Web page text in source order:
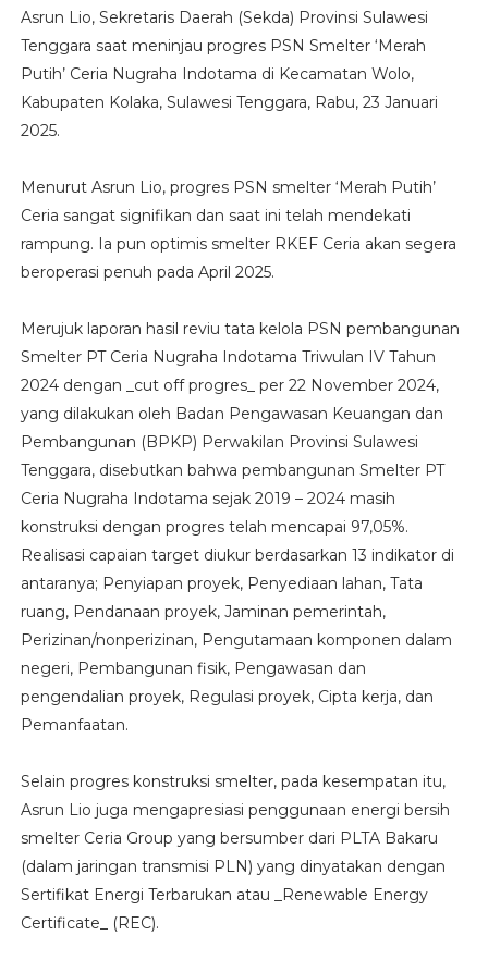
Asrun Lio, Sekretaris Daerah (Sekda) Provinsi Sulawesi
Tenggara saat meninjau progres PSN Smelter ‘Merah
Putih’ Ceria Nugraha Indotama di Kecamatan Wolo,
Kabupaten Kolaka, Sulawesi Tenggara, Rabu, 23 Januari
2025.
Menurut Asrun Lio, progres PSN smelter ‘Merah Putih’
Ceria sangat signifikan dan saat ini telah mendekati
rampung. Ia pun optimis smelter RKEF Ceria akan segera
beroperasi penuh pada April 2025.
Merujuk laporan hasil reviu tata kelola PSN pembangunan
Smelter PT Ceria Nugraha Indotama Triwulan IV Tahun
2024 dengan _cut off progres_ per 22 November 2024,
yang dilakukan oleh Badan Pengawasan Keuangan dan
Pembangunan (BPKP) Perwakilan Provinsi Sulawesi
Tenggara, disebutkan bahwa pembangunan Smelter PT
Ceria Nugraha Indotama sejak 2019 – 2024 masih
konstruksi dengan progres telah mencapai 97,05%.
Realisasi capaian target diukur berdasarkan 13 indikator di
antaranya; Penyiapan proyek, Penyediaan lahan, Tata
ruang, Pendanaan proyek, Jaminan pemerintah,
Perizinan/nonperizinan, Pengutamaan komponen dalam
negeri, Pembangunan fisik, Pengawasan dan
pengendalian proyek, Regulasi proyek, Cipta kerja, dan
Pemanfaatan.
Selain progres konstruksi smelter, pada kesempatan itu,
Asrun Lio juga mengapresiasi penggunaan energi bersih
smelter Ceria Group yang bersumber dari PLTA Bakaru
(dalam jaringan transmisi PLN) yang dinyatakan dengan
Sertifikat Energi Terbarukan atau _Renewable Energy
Certificate_ (REC).